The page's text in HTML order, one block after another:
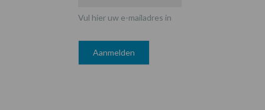
Vul hier uw e-mailadres in